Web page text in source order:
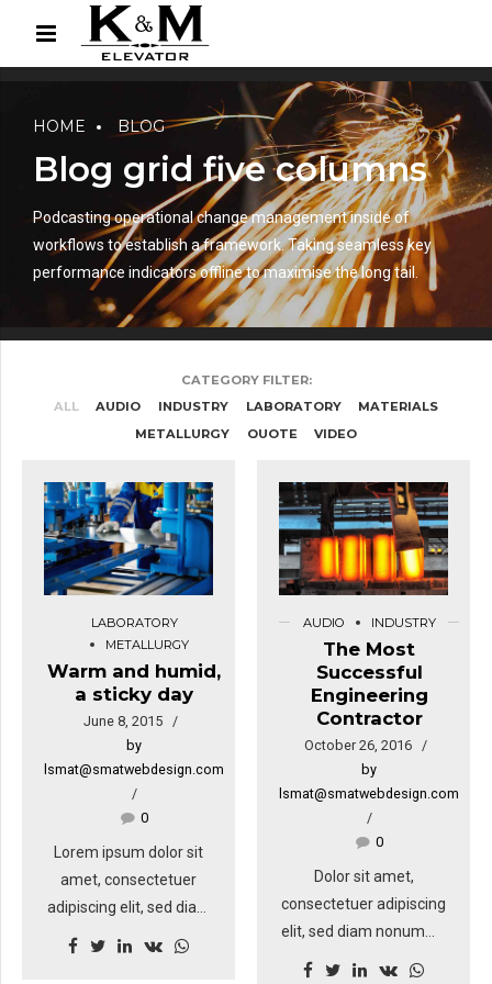
HOME BLOG
Blog grid five columns
Podcasting operational change management inside of
workflows to establish a framework. Taking seamless key
performance indicators offline to maximise the long tail.
CATEGORY FILTER:
ALL
AUDIO INDUSTRY LABORATORY
MATERIALS
METALLURGY
QUOTE VIDEO
LABORATORY
METALLURGY
Warm and humid,
a sticky day
June 8, 2015
by
lsmat@smatwebdesign.com
0
Lorem ipsum dolor sit
amet, consectetuer
adipiscing elit, sed diam
nonummy nibh euismod
AUDIO INDUSTRY
The Most
Successful
Engineering
Contractor
October 26, 2016
by
lsmat@smatwebdesign.com
0
Dolor sit amet,
consectetuer adipiscing
elit, sed diam nonummy
nibh euismod tincidunt